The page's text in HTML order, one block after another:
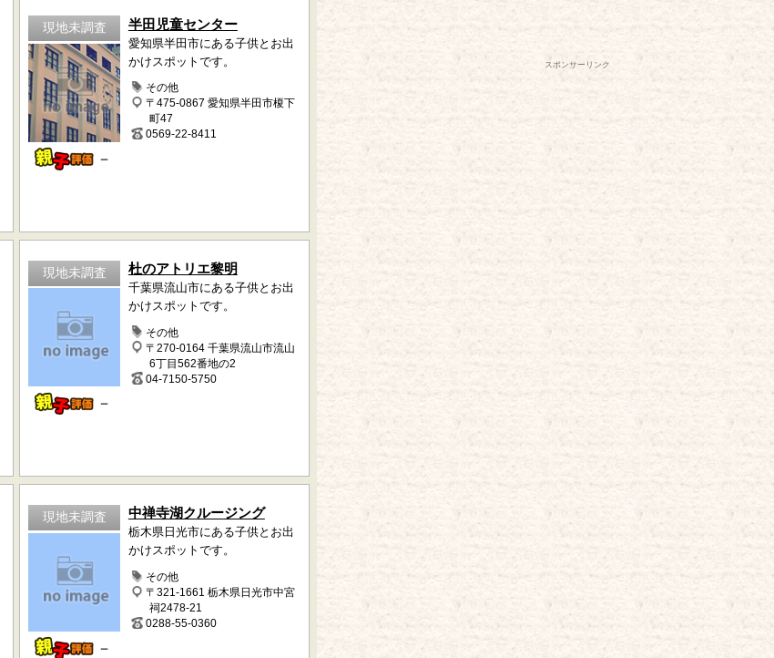
現地未調査
－
半田児童センター
愛知県半田市にある子供とお出
かけスポットです。
その他
〒475-0867 愛知県半田市榎下
町47
0569-22-8411
現地未調査
－
杜のアトリエ黎明
千葉県流山市にある子供とお出
かけスポットです。
その他
〒270-0164 千葉県流山市流山
6丁目562番地の2
04-7150-5750
現地未調査
－
中禅寺湖クルージング
栃木県日光市にある子供とお出
かけスポットです。
その他
〒321-1661 栃木県日光市中宮
祠2478-21
0288-55-0360
スポンサーリンク